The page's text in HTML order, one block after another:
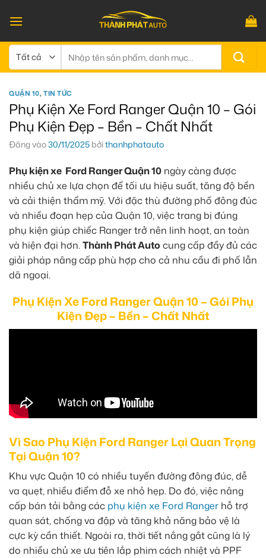
qua
dung
kiếm:
QUẬN 10,TIN TỨC
Phụ Kiện Xe Ford Ranger Quận 10 – Gói
Phụ Kiện Đẹp – Bền – Chất Nhất
Đăng vào30/11/2025 bởithanhphatauto
Phụ kiện xe Ford Ranger Quận 10 ngày càng được
nhiều chủ xe lựa chọn để tối ưu hiệu suất, tăng độ bền
và cải thiện thẩm mỹ. Với đặc thù đường phố đông đúc
và nhiều đoạn hẹp của Quận 10, việc trang bị đúng
phụ kiện giúp chiếc Ranger trở nên linh hoạt, an toàn
và hiện đại hơn.Thành Phát Auto cung cấp đầy đủ các
giải pháp nâng cấp phù hợp cho cả nhu cầu đi phố lẫn
dã ngoại.
Phụ Kiện Xe Ford Ranger Quận 10 – Gói Phụ
Kiện Đẹp – Bền – Chất Nhất
Vì Sao Phụ Kiện Ford Ranger Lại Quan Trọng
Tại Quận 10?
Khu vực Quận 10 có nhiều tuyến đường đông đúc, dễ
va quẹt, nhiều điểm đỗ xe nhỏ hẹp. Do đó, việc nâng
cấp bán tải bằng các phụ kiện xe Ford Ranger hỗ trợ
quan sát, chống va đập và tăng khả năng bảo vệ là
cực kỳ cần thiết. Ngoài ra, thời tiết nắng gắt cũng là lý
do nhiều chủ xe ưu tiên lắp phim cách nhiệt và PPF